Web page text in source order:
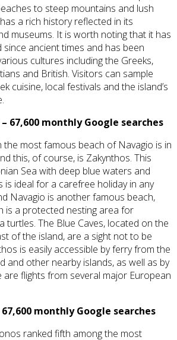
to steep mountains and lush
a rich history reflected in its
museums. It is worth noting that it has
since ancient times and has been
cultures including the Greeks,
and British. Visitors can sample
cuisine, local festivals and the island’s
67,600 monthly Google searches
the most famous beach of Navagio is in
this, of course, is Zakynthos. This
Sea with deep blue waters and
is ideal for a carefree holiday in any
Navagio is another famous beach,
is a protected nesting area for
turtles. The Blue Caves, located on the
of the island, are a sight not to be
is easily accessible by ferry from the
and other nearby islands, as well as by
are flights from several major European
monthly Google searches
ranked fifth among the most